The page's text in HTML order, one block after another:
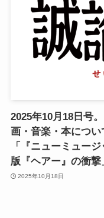
2025年10月18日号
画・音楽・本につ
「『ニューミュー
版『ヘアー』の衝撃
2025年10月18日